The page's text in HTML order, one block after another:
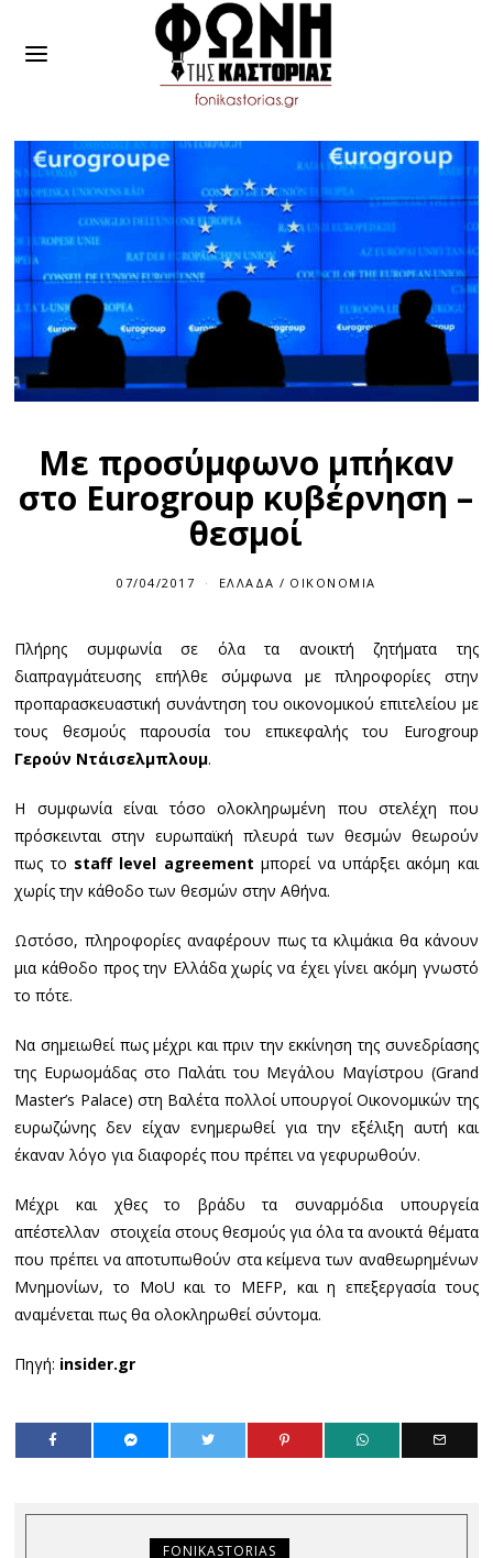
Με προσύμφωνο μπήκαν
στο Eurogroup κυβέρνηση –
θεσμοί
07/04/2017 ΕΛΛΆΔΑ / ΟΙΚΟΝΟΜΊΑ
Πλήρης συμφωνία σε όλα τα ανοικτή ζητήματα της
διαπραγμάτευσης επήλθε σύμφωνα με πληροφορίες στην
προπαρασκευαστική συνάντηση του οικονομικού επιτελείου με
τους θεσμούς παρουσία του επικεφαλής του Eurogroup
Γερούν Ντάισελμπλουμ.
Η συμφωνία είναι τόσο ολοκληρωμένη που στελέχη που
πρόσκεινται στην ευρωπαϊκή πλευρά των θεσμών θεωρούν
πως το staff level agreementμπορεί να υπάρξει ακόμη και
χωρίς την κάθοδο των θεσμών στην Αθήνα.
Ωστόσο, πληροφορίες αναφέρουν πως τα κλιμάκια θα κάνουν
μια κάθοδο προς την Ελλάδα χωρίς να έχει γίνει ακόμη γνωστό
το πότε.
Να σημειωθεί πως μέχρι και πριν την εκκίνηση της συνεδρίασης
της Ευρωομάδας στο Παλάτι του Μεγάλου Μαγίστρου (Grand
Master’s Palace) στη Βαλέτα πολλοί υπουργοί Οικονομικών της
ευρωζώνης δεν είχαν ενημερωθεί για την εξέλιξη αυτή και
έκαναν λόγο για διαφορές που πρέπει να γεφυρωθούν.
Μέχρι και χθες το βράδυ τα συναρμόδια υπουργεία
απέστελλαν στοιχεία στους θεσμούς για όλα τα ανοικτά θέματα
που πρέπει να αποτυπωθούν στα κείμενα των αναθεωρημένων
Μνημονίων, το MoU και το MEFP, και η επεξεργασία τους
αναμένεται πως θα ολοκληρωθεί σύντομα.
Πηγή: insider.gr
FONIKASTORIAS